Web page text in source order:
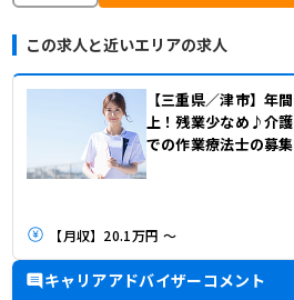
この求人と近いエリアの求人
【三重県／津市】年
上！残業少なめ♪介
での作業療法士の募
【月収】20.1万円 ～
キャリアアドバイザーコメント